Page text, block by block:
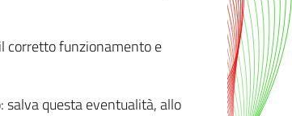
corretto funzionamento e
salva questa eventualità, allo